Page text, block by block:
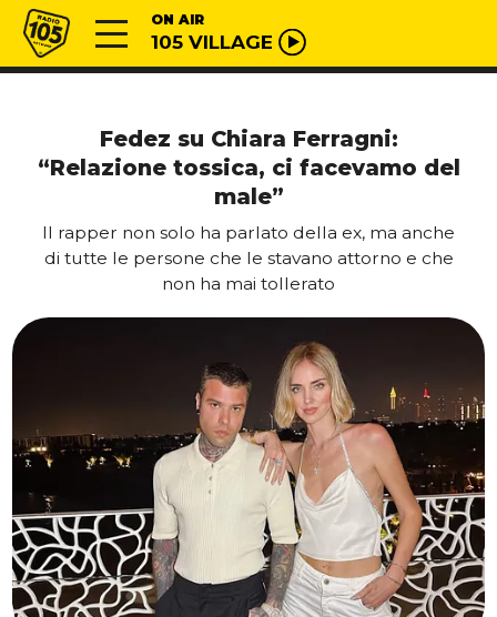
Vai al contenuto
Radio 105 ON AIR
105 VILLAGE
Fedez su Chiara Ferragni:
“Relazione tossica, ci facevamo del
male”
Il rapper non solo ha parlato della ex, ma anche
di tutte le persone che le stavano attorno e che
non ha mai tollerato